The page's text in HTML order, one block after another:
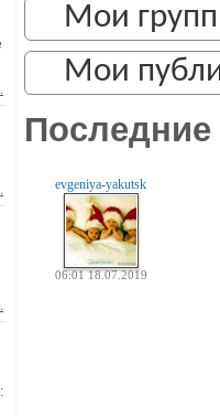
Мои
Мои
Последние
evgeniya-yakutsk
06:01 18.07.2019